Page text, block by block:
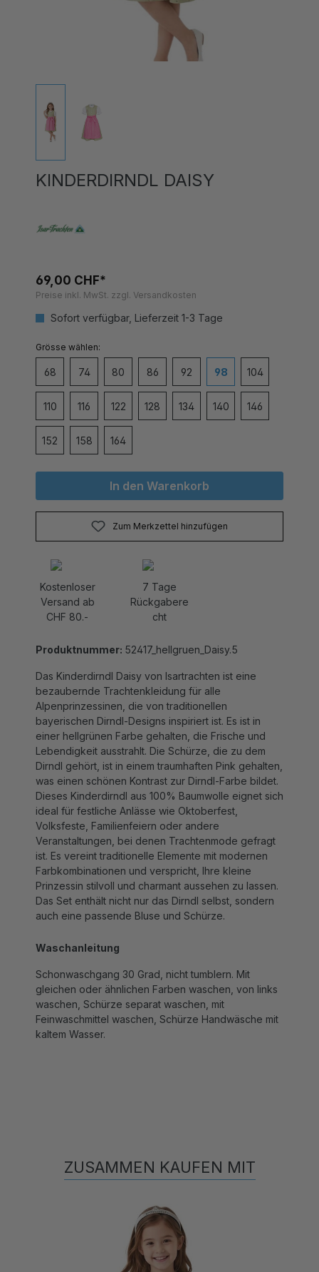
KINDERDIRNDL DAISY
Preise inkl. MwSt. zzgl. Versandkosten
Sofort verfügbar, Lieferzeit 1-3 Tage
68 74 80 86 92 98 104
110 116 122 128 134 140 146
152 158 164
In den Warenkorb
Zum Merkzettel hinzufügen
Kostenloser
Versand ab
CHF 80.-
7 Tage
Rückgabere
cht
bezaubernde Trachtenkleidung für alle
Alpenprinzessinen, die von traditionellen
bayerischen Dirndl-Designs inspiriert ist. Es ist in
einer hellgrünen Farbe gehalten, die Frische und
Lebendigkeit ausstrahlt. Die Schürze, die zu dem
Dirndl gehört, ist in einem traumhaften Pink gehalten,
was einen schönen Kontrast zur Dirndl-Farbe bildet.
Dieses Kinderdirndl aus 100% Baumwolle eignet sich
ideal für festliche Anlässe wie Oktoberfest,
Volksfeste, Familienfeiern oder andere
Veranstaltungen, bei denen Trachtenmode gefragt
ist. Es vereint traditionelle Elemente mit modernen
Farbkombinationen und verspricht, Ihre kleine
Prinzessin stilvoll und charmant aussehen zu lassen.
Das Set enthält nicht nur das Dirndl selbst, sondern
auch eine passende Bluse und Schürze.
gleichen oder ähnlichen Farben waschen, von links
waschen, Schürze separat waschen, mit
Feinwaschmittel waschen, Schürze Handwäsche mit
kaltem Wasser.